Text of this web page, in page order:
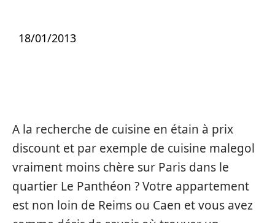
18/01/2013
A la recherche de cuisine en étain à prix
discount et par exemple de cuisine malegol
vraiment moins chère sur Paris dans le
quartier Le Panthéon ? Votre appartement
est non loin de Reims ou Caen et vous avez